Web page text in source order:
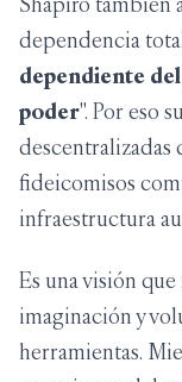
dependencia
dependiente
poder". Por eso
descentralizadas
fideicomisos
infraestructura
Es una visión
imaginación y
herramientas.